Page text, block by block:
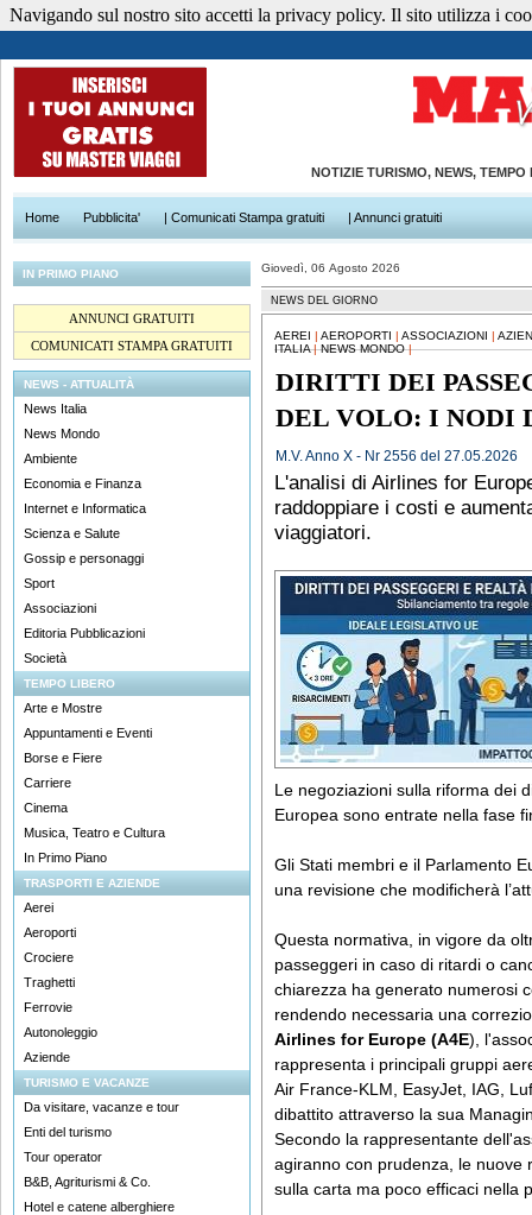
NOTIZIE TURISMO, NEWS,
Home Pubblicita' | Comunicati Stampa gratuiti | Annunci gratuiti
IN PRIMO PIANO
ANNUNCI GRATUITI
COMUNICATI STAMPA GRATUITI
NEWS - ATTUALITÀ
News Italia
News Mondo
Ambiente
Economia e Finanza
Internet e Informatica
Scienza e Salute
Gossip e personaggi
Sport
Associazioni
Editoria Pubblicazioni
Società
TEMPO LIBERO
Arte e Mostre
Appuntamenti e Eventi
Borse e Fiere
Carriere
Cinema
Musica, Teatro e Cultura
In Primo Piano
TRASPORTI E AZIENDE
Aerei
Aeroporti
Crociere
Traghetti
Ferrovie
Autonoleggio
Aziende
TURISMO E VACANZE
Da visitare, vacanze e tour
Enti del turismo
Tour operator
B&B, Agriturismi & Co.
Hotel e catene alberghiere
Giovedì, 06 Agosto 2026
NEWS DEL GIORNO
AEREI | AEROPORTI | ASSOCIAZIONI |
ITALIA|NEWS MONDO|
DIRITTI DEI
DEL VOLO: I NODI
M.V. Anno X - Nr 2556 del 27.05.2026
L'analisi di Airlines for
raddoppiare i costi e
viaggiatori.
Le negoziazioni sulla riforma dei
Europea sono entrate nella fase
Gli Stati membri e il Parlamento
una revisione che modificherà
Questa normativa, in vigore da
passeggeri in caso di ritardi o
chiarezza ha generato numerosi
rendendo necessaria una
Airlines for Europe (A4E),
rappresenta i principali gruppi
Air France-KLM, EasyJet, IAG,
dibattito attraverso la sua
Secondo la rappresentante
agiranno con prudenza, le nuove
sulla carta ma poco efficaci nella
Navigando sul nostro sito accetti la privacy policy. Il sito utilizza i